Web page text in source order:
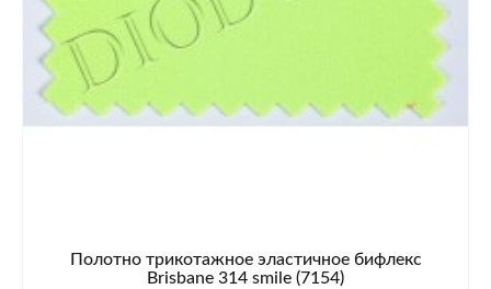
Полотно трикотажное эластичное бифлекс
Brisbane 314 smile (7154)